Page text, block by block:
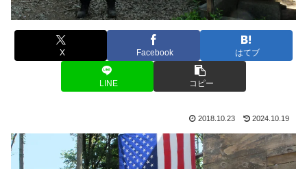
X Facebook はてブ
LINE コピー
2018.10.23 2024.10.19